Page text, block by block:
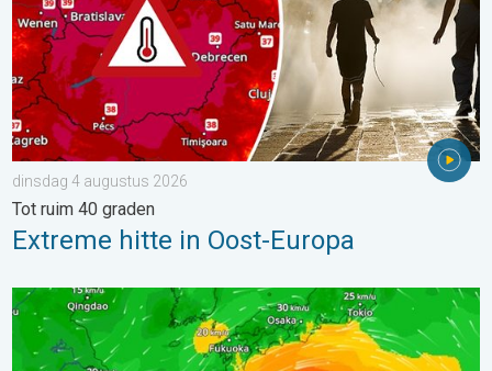
dinsdag 4 augustus 2026
Tot ruim 40 graden
Extreme hitte in Oost-Europa
Tyfoon Dolphin op weg naar Japan. Veel regen en wind. . .